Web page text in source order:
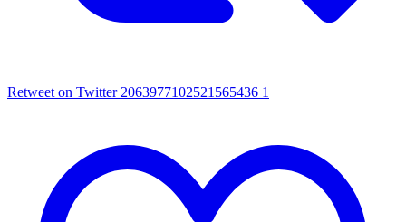
Retweet on Twitter 2063977102521565436 1